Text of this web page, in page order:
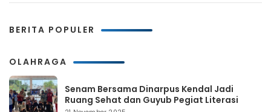
BERITA POPULER
OLAHRAGA
Senam Bersama Dinarpus Kendal Jadi
Ruang Sehat dan Guyub Pegiat Literasi